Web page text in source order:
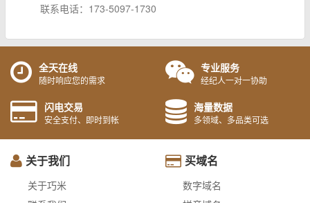
联系电话：173-5097-1730
全天在线
随时响应您的需求
专业服务
经纪人一对一协助
闪电交易
安全支付、即时到帐
海量数据
多领域、多品类可选
关于我们
关于巧米
买域名
数字域名